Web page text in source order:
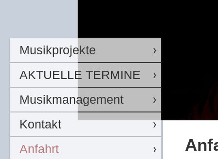
Musikprojekte
AKTUELLE TERMINE
Musikmanagement
Kontakt
Anfahrt